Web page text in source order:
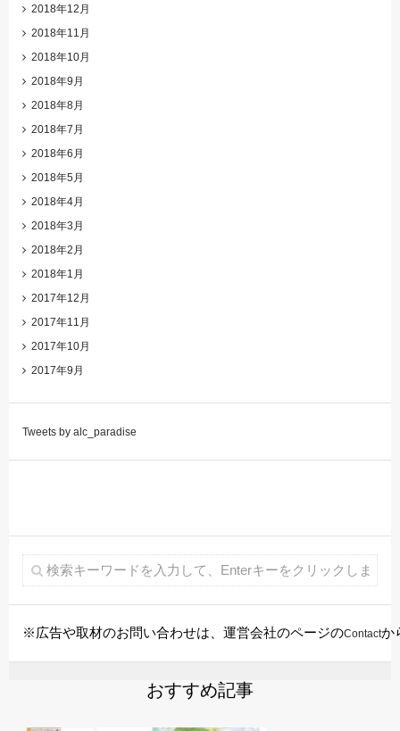
2018年12月
2018年11月
2018年10月
2018年9月
2018年8月
2018年7月
2018年6月
2018年5月
2018年4月
2018年3月
2018年2月
2018年1月
2017年12月
2017年11月
2017年10月
2017年9月
Tweets by alc_paradise
※広告や取材のお問い合わせは、運営会社のページのContactか
おすすめ記事